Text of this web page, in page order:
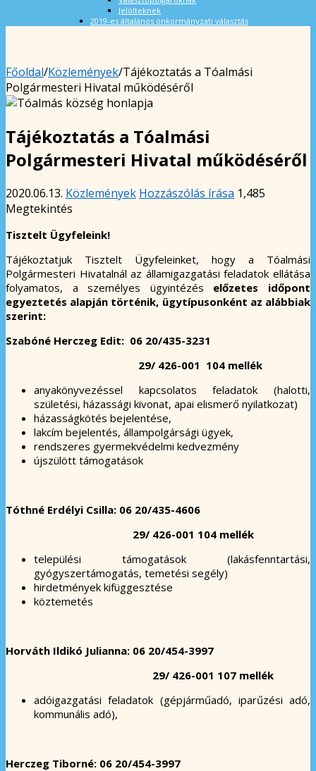
Jelölteknek
2019-es általános önkormányzati választás
Főoldal/Közlemények/Tájékoztatás a Tóalmási
Polgármesteri Hivatal működéséről
Tájékoztatás a Tóalmási
Polgármesteri Hivatal működéséről
2020.06.13. Közlemények Hozzászólás írása 1,485
Megtekintés
Tisztelt Ügyfeleink!
Tájékoztatjuk Tisztelt Ügyfeleinket, hogy a Tóalmási
Polgármesteri Hivatalnál az államigazgatási feladatok ellátása
folyamatos, a személyes ügyintézés előzetes időpont
egyeztetés alapján történik, ügytípusonként az alábbiak
szerint:
Szabóné Herczeg Edit: 06 20/435-3231
29/ 426-001 104 mellék
anyakönyvezéssel kapcsolatos feladatok (halotti,
születési, házassági kivonat, apai elismerő nyilatkozat)
házasságkötés bejelentése,
lakcím bejelentés, állampolgársági ügyek,
rendszeres gyermekvédelmi kedvezmény
újszülött támogatások
Tóthné Erdélyi Csilla: 06 20/435-4606
29/ 426-001 104 mellék
települési támogatások (lakásfenntartási,
gyógyszertámogatás, temetési segély)
hirdetmények kifüggesztése
köztemetés
Horváth Ildikó Julianna: 06 20/454-3997
29/ 426-001 107 mellék
adóigazgatási feladatok (gépjárműadó, iparűzési adó,
kommunális adó),
Herczeg Tiborné: 06 20/454-3997